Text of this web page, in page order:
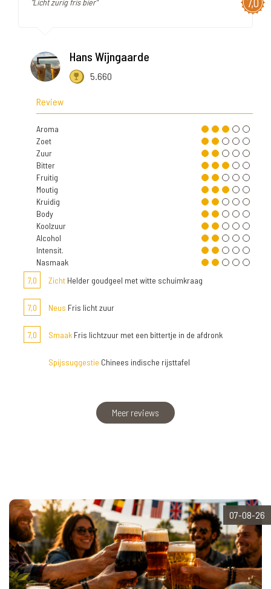
"Licht zurig fris bier"
Hans Wijngaarde
5.660
Review
Aroma
Zoet
Zuur
Bitter
Fruitig
Moutig
Kruidig
Body
Koolzuur
Alcohol
Intensit.
Nasmaak
7,0
Zicht Helder goudgeel met witte schuimkraag
7,0 Neus Fris licht zuur
7,0 Smaak Fris lichtzuur met een bittertje in de afdronk
Spijssuggestie Chinees indische rijsttafel
Meer reviews
07-08-26